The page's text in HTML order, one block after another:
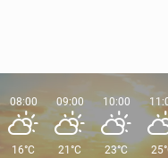
08:00
16°C
09:00
21°C
10:00
23°C